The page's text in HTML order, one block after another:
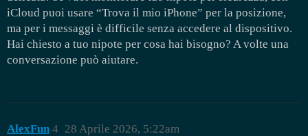
iCloud puoi usare “Trova il mio iPhone” per la posizione,
ma per i messaggi è difficile senza accedere al dispositivo.
Hai chiesto a tuo nipote per cosa hai bisogno? A volte una
conversazione può aiutare.
AlexFun 28 Aprile 2026, 5:22am
4